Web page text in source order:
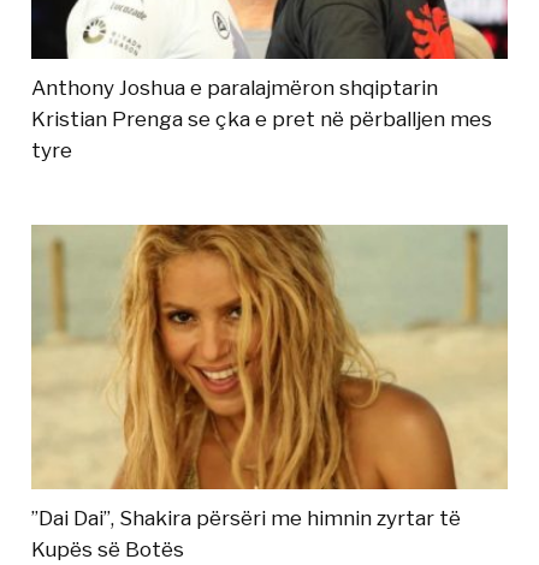
Anthony Joshua e paralajmëron shqiptarin
Kristian Prenga se çka e pret në përballjen mes
tyre
”Dai Dai”, Shakira përsëri me himnin zyrtar të
Kupës së Botës